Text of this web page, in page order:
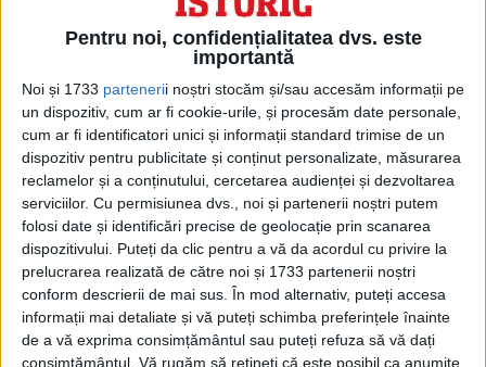
Pentru noi, confidențialitatea dvs. este
importantă
Noi și 1733 partenerii noștri stocăm și/sau accesăm informații pe
un dispozitiv, cum ar fi cookie-urile, și procesăm date personale,
cum ar fi identificatori unici și informații standard trimise de un
dispozitiv pentru publicitate și conținut personalizate, măsurarea
reclamelor și a conținutului, cercetarea audienței și dezvoltarea
serviciilor. Cu permisiunea dvs., noi și partenerii noștri putem
folosi date și identificări precise de geolocație prin scanarea
dispozitivului. Puteți da clic pentru a vă da acordul cu privire la
prelucrarea realizată de către noi și 1733 partenerii noștri
conform descrierii de mai sus. În mod alternativ, puteți accesa
informații mai detaliate și vă puteți schimba preferințele înainte
de a vă exprima consimțământul sau puteți refuza să vă dați
consimțământul. Vă rugăm să rețineți că este posibil ca anumite
Tertulian Langa, al politicianului Iuliu
Maniu, al poetului Radu Gyr şi al soţiei sale
sau al lui Mircea Vulcănescu şi Aurelian
Bentoiu.
În 1998, Consiliul Europei a declarat
Memorialul de la Sighet printre principalele
locuri de păstrare a memoriei
continentului, alături de Memorialul de la
Auschwitz şi Memorialul Păcii din
Normandia.